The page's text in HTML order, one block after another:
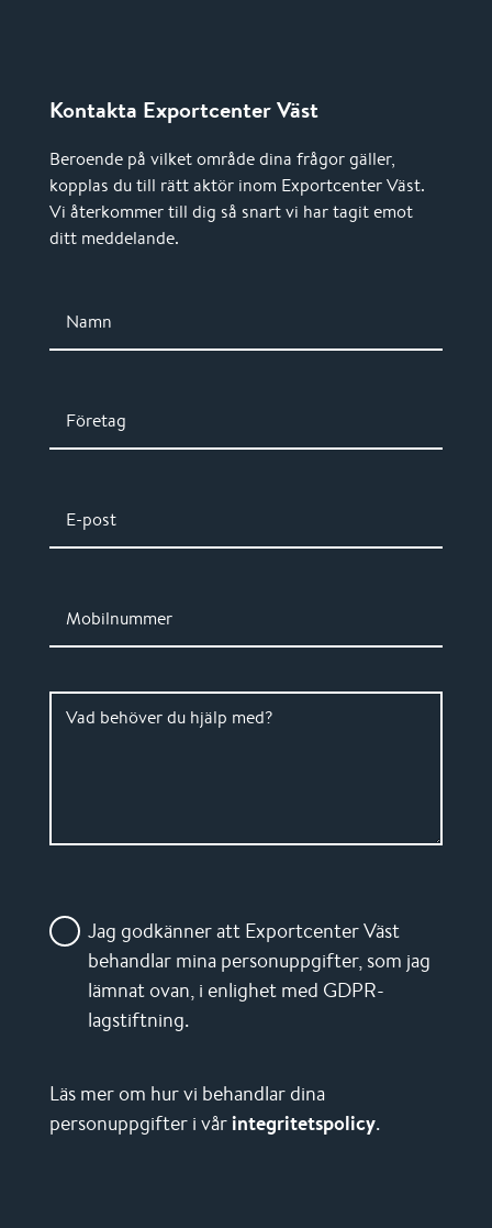
Kontakta Exportcenter Väst
Beroende på vilket område dina frågor gäller,
kopplas du till rätt aktör inom Exportcenter Väst.
Vi återkommer till dig så snart vi har tagit emot
ditt meddelande.
Namn
Företag
E-post
Mobilnummer
Vad behöver du hjälp med?
Jag godkänner att Exportcenter Väst
behandlar mina personuppgifter, som jag
lämnat ovan, i enlighet med GDPR-
lagstiftning.
Läs mer om hur vi behandlar dina
personuppgifter i vårintegritetspolicy.